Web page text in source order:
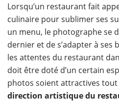
Lorsqu’un restaurant fait
culinaire pour sublimer ses
un menu, le photographe se
dernier et de s’adapter à
les attentes du restaurant
doit être doté d’un certain
photos soient attractives
direction artistique du